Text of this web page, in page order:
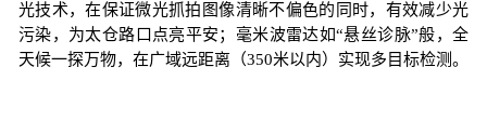
光技术，在保证微光抓拍图像清晰不偏色的同时，有效减少光
污染，为太仓路口点亮平安；毫米波雷达如“悬丝诊脉”般，全
天候一探万物，在广域远距离（350米以内）实现多目标检测。